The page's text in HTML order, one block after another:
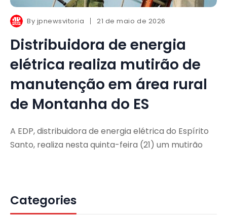
By jpnewsvitoria 21 de maio de 2026
Distribuidora de energia
elétrica realiza mutirão de
manutenção em área rural
de Montanha do ES
A EDP, distribuidora de energia elétrica do Espírito
Santo, realiza nesta quinta-feira (21) um mutirão
Categories